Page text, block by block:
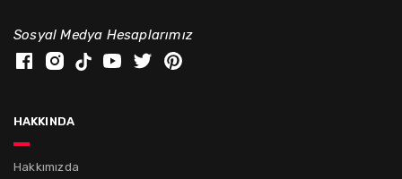
Sosyal Medya Hesaplarımız
hakkında
Hakkımızda